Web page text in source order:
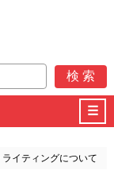
☰
ライティングについて